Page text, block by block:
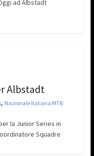
ad Albstadt
Albstadt
, Nazionale Italiana MTB
la Junior Series in
Squadre